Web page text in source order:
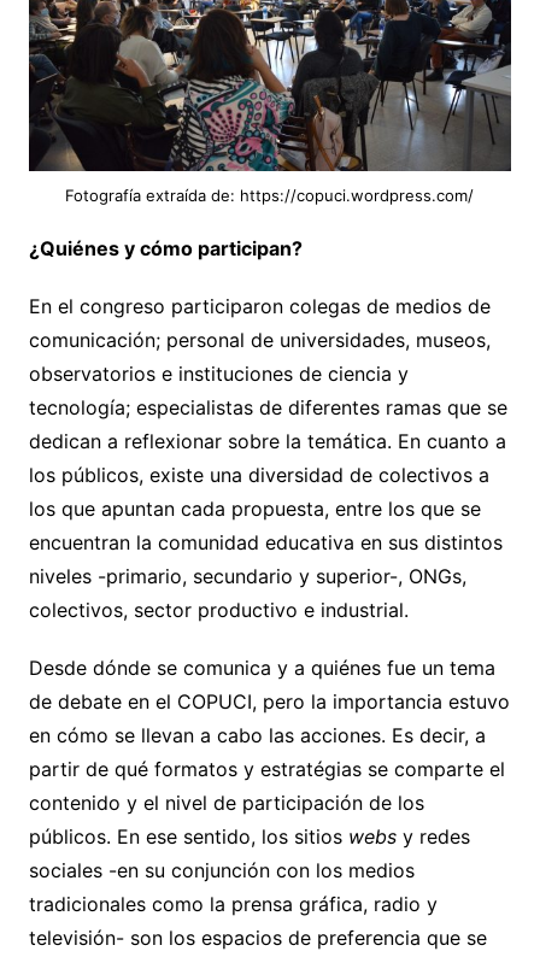
Fotografía extraída de: https://copuci.wordpress.com/
¿Quiénes y cómo participan?
En el congreso participaron colegas de medios de
comunicación; personal de universidades, museos,
observatorios e instituciones de ciencia y
tecnología; especialistas de diferentes ramas que se
dedican a reflexionar sobre la temática. En cuanto a
los públicos, existe una diversidad de colectivos a
los que apuntan cada propuesta, entre los que se
encuentran la comunidad educativa en sus distintos
niveles -primario, secundario y superior-, ONGs,
colectivos, sector productivo e industrial.
Desde dónde se comunica y a quiénes fue un tema
de debate en el COPUCI, pero la importancia estuvo
en cómo se llevan a cabo las acciones. Es decir, a
partir de qué formatos y estratégias se comparte el
contenido y el nivel de participación de los
públicos. En ese sentido, los sitios websy redes
sociales -en su conjunción con los medios
tradicionales como la prensa gráfica, radio y
televisión- son los espacios de preferencia que se